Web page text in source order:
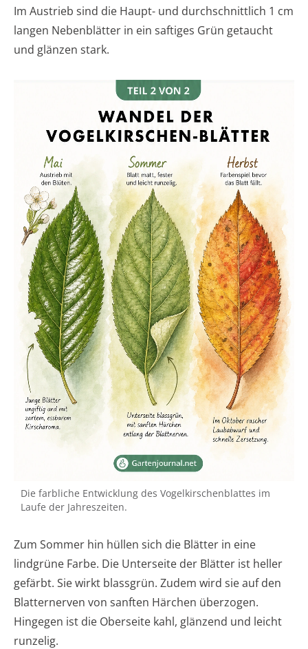
Im Austrieb sind die Haupt- und durchschnittlich 1 cm
langen Nebenblätter in ein saftiges Grün getaucht
und glänzen stark.
Die farbliche Entwicklung des Vogelkirschenblattes im
Laufe der Jahreszeiten.
Zum Sommer hin hüllen sich die Blätter in eine
lindgrüne Farbe. Die Unterseite der Blätter ist heller
gefärbt. Sie wirkt blassgrün. Zudem wird sie auf den
Blatternerven von sanften Härchen überzogen.
Hingegen ist die Oberseite kahl, glänzend und leicht
runzelig.